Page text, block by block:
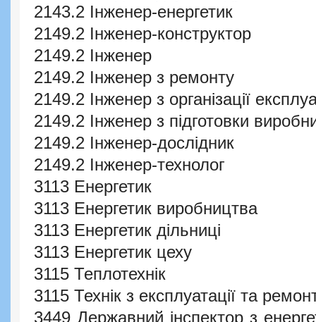
2143.2 Інженер-енергетик
2149.2 Інженер-конструктор
2149.2 Інженер
2149.2 Інженер з ремонту
2149.2 Інженер з організації
2149.2 Інженер з підготовки
2149.2 Інженер-дослідник
2149.2 Інженер-технолог
3113 Енергетик
3113 Енергетик виробництва
3113 Енергетик дільниці
3113 Енергетик цеху
3115 Теплотехнік
3115 Технік з експлуатації та
3449 Державний інспектор з